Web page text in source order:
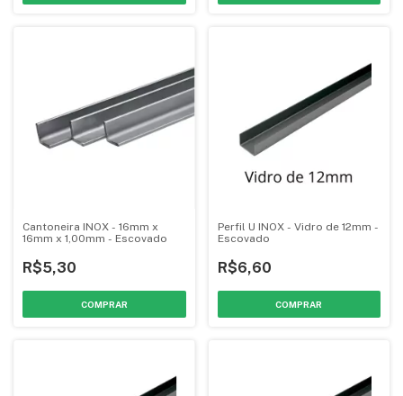
Cantoneira INOX - 16mm x
16mm x 1,00mm - Escovado
R$5,30
COMPRAR
Perfil U INOX - Vidro de 12mm -
Escovado
R$6,60
COMPRAR